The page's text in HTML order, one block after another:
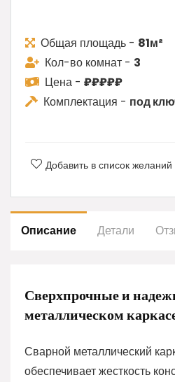
Общая площадь - 81м²
Кол-во комнат - 3
Цена - ₽₽₽₽₽
Комплектация - под
Добавить в список желаний
Описание Детали
Сверхпрочные и
металлическом
Сварной металлический
обеспечивает жесткость